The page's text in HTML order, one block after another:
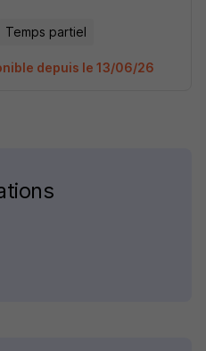
Temps partiel
depuis le 13/06/26